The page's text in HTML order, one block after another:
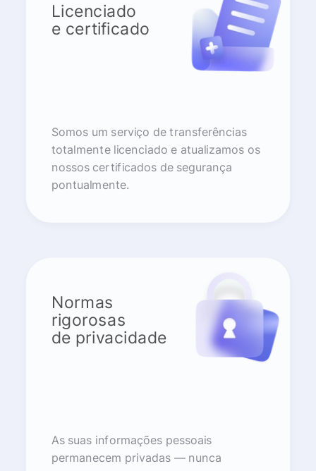
Licenciado
e certificado
Somos um serviço de transferências
totalmente licenciado e atualizamos os
nossos certificados de segurança
pontualmente.
Normas
rigorosas
de privacidade
As suas informações pessoais
permanecem privadas — nunca